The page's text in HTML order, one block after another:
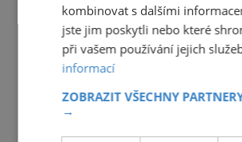
kombinovat s dalšími
jste jim poskytli nebo které
při vašem používání jejich
informací
ZOBRAZIT VŠECHNY
→